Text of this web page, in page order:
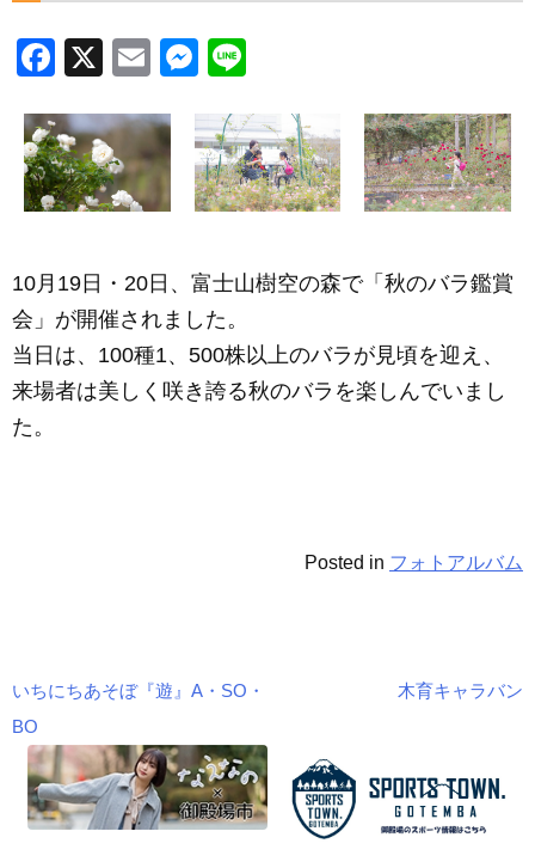
F
c
e
b
o
k
X
E
ail
M
ss
e
n
er
e
10月19日・20日、富士山樹空の森で「秋のバラ鑑賞
会」が開催されました。
当日は、100種1、500株以上のバラが見頃を迎え、
来場者は美しく咲き誇る秋のバラを楽しんでいまし
た。
Posted in フォトアルバム
投
稿
ナ
いちにちあそぼ『遊』A・SO・
BO
木育キャラバン